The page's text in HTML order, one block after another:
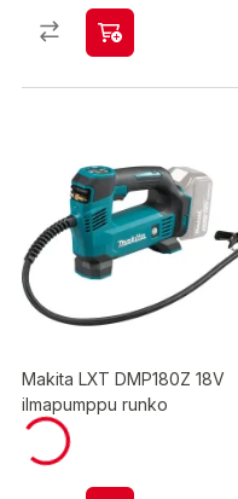
Makita LXT DMP180Z 18V
ilmapumppu runko